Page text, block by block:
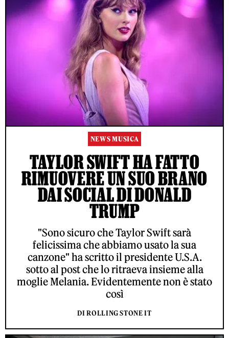
NEWS MUSICA
TAYLOR SWIFT HA FATTO
RIMUOVERE UN SUO BRANO
DAI SOCIAL DI DONALD
TRUMP
"Sono sicuro che Taylor Swift sarà
felicissima che abbiamo usato la sua
canzone" ha scritto il presidente U.S.A.
sotto al post che lo ritraeva insieme alla
moglie Melania. Evidentemente non è stato
così
DI ROLLING STONE IT